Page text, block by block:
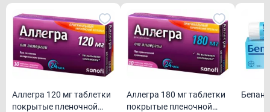
Аллегра 120 мг таблетки
покрытые пленочной
Аллегра 180 мг таблетки
покрытые пленочной